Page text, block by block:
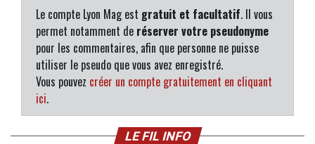
Le compte Lyon Mag est gratuit et facultatif. Il vous
permet notamment de réserver votre pseudonyme
pour les commentaires, afin que personne ne puisse
utiliser le pseudo que vous avez enregistré.
Vous pouvez créer un compte gratuitement en cliquant
ici.
LE FIL INFO